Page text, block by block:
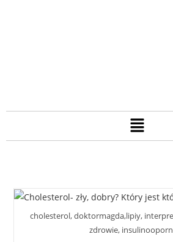
cholesterol, doktormagda,lipiy,
zdrowie,